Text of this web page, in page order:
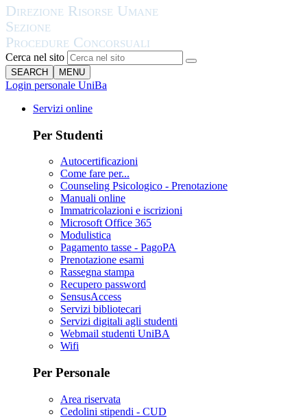
Cerca nel sito
SEARCH MENU
Login personale UniBa
Servizi online
Per Studenti
Autocertificazioni
Come fare per...
Counseling Psicologico - Prenotazione
Manuali online
Immatricolazioni e iscrizioni
Microsoft Office 365
Modulistica
Pagamento tasse - PagoPA
Prenotazione esami
Rassegna stampa
Recupero password
SensusAccess
Servizi bibliotecari
Servizi digitali agli studenti
Webmail studenti UniBA
Wifi
Per Personale
Area riservata
Cedolini stipendi - CUD